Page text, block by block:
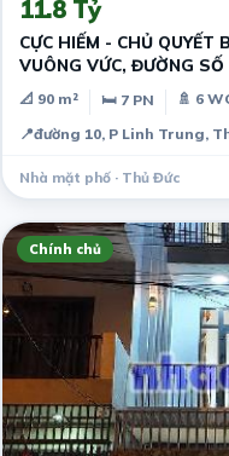
11.8 Tỷ
CỰC HIẾM - CHỦ QUYẾT
VUÔNG VỨC, ĐƯỜNG
THỊ TRƯỜNG - DÒNG
📐 90 m² 🛏 7 PN
🚿 6
📍đường 10, P Linh Trung,
Nhà mặt phố · Thủ Đức
Chính chủ